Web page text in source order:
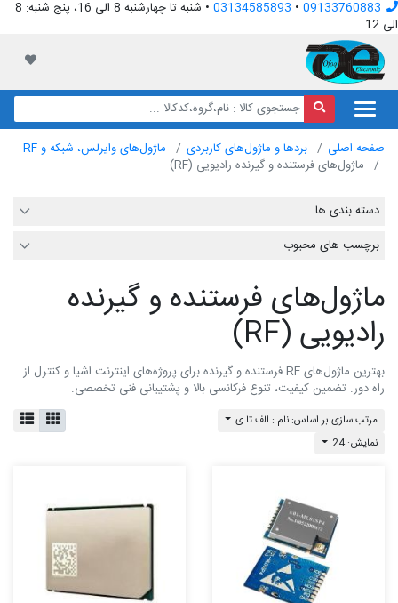
09133760883
•
03134585893
• شنبه تا چهارشنبه 8 الی 16، پنج شنبه: 8
الی 12
لیست
صفحه اصلی بردها و ماژول‌های کاربردی
ماژول‌های وایرلس، شبکه و RF
ماژول‌های فرستنده و گیرنده رادیویی (RF)
دسته بندی ها
برچسب های محبوب
ماژول‌های فرستنده و گیرنده
رادیویی (RF)
بهترین ماژول‌های RF فرستنده و گیرنده برای پروژه‌های اینترنت اشیا و کنترل از
راه دور. تضمین کیفیت، تنوع فرکانسی بالا و پشتیبانی فنی تخصصی.
مرتب سازی بر اساس: نام : الف تا ی
نمایش: 24